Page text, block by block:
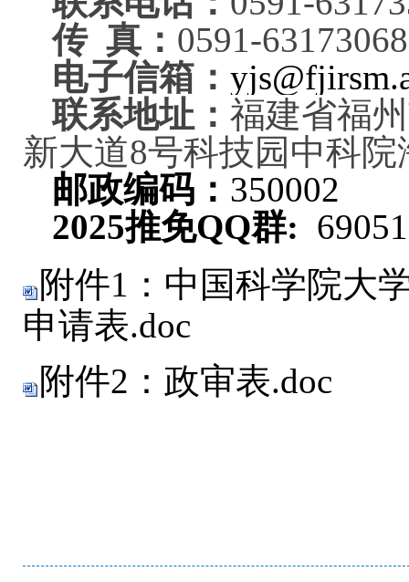
传 真： 0591-
电子信箱：
联系地址：福建省福
新大道8号科技园中科
邮政编码： 350002
2025推免QQ群:
附件1：中国科学院大
申请表.doc
附件2：政审表.doc